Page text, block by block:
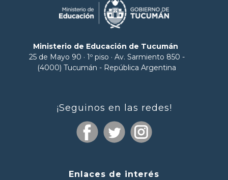
Ministerio de Educación de Tucumán
25 de Mayo 90 · 1º piso · Av. Sarmiento 850 -
(4000) Tucumán - República Argentina
¡Seguinos en las redes!
Enlaces de interés